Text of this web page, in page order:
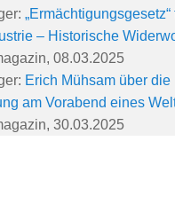
„Ermächtigungsgesetz“
– Historische
08.03.2025
Erich Mühsam über die
am Vorabend eines
30.03.2025